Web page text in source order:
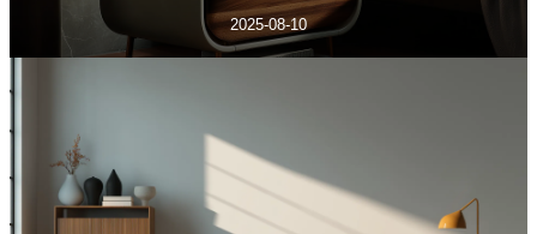
2025-08-10